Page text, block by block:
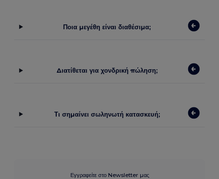
Ποια μεγέθη είναι διαθέσιμα;
Διατίθεται για χονδρική πώληση;
Τι σημαίνει σωληνωτή κατασκευή;
Εγγραφείτε στο Newsletter μας